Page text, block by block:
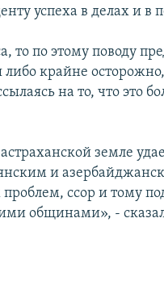
успеха в делах и в
то по этому поводу
крайне
на то, что это
земле
и
ссор и тому
общинами», -